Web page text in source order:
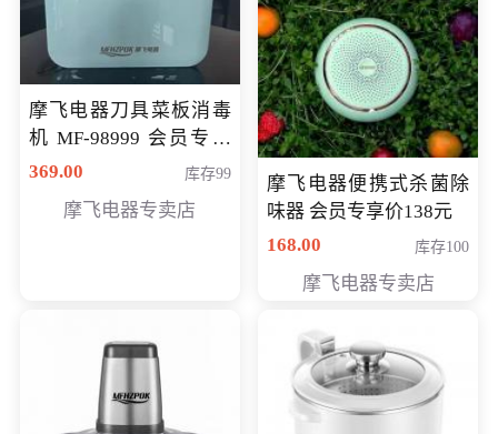
摩飞电器刀具菜板消毒
机 MF-98999 会员专享
价286元
369.00 库存99
摩飞电器专卖店
摩飞电器便携式杀菌除
味器 会员专享价138元
168.00
库存100
摩飞电器专卖店